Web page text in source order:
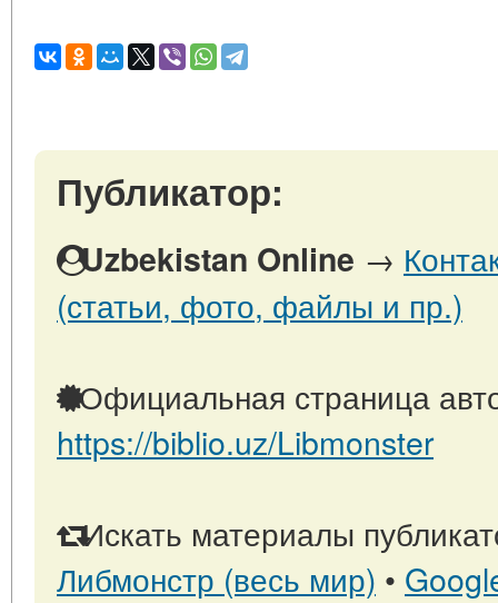
Публикатор:
Uzbekistan Online →
(статьи, фото, файлы и пр.)
Официальная страница
https://biblio.uz/Libmonster
Искать материалы
Либмонстр (весь мир) •